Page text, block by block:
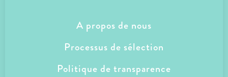
A propos de nous
Processus de sélection
Politique de transparence